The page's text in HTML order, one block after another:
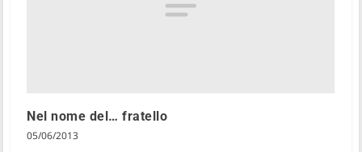
Nel nome del… fratello
05/06/2013